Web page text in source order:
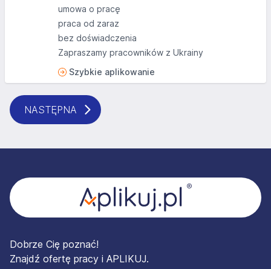
umowa o pracę
praca od zaraz
bez doświadczenia
Zapraszamy pracowników z Ukrainy
Szybkie aplikowanie
NASTĘPNA
Dobrze Cię poznać!
Znajdź ofertę pracy i APLIKUJ.